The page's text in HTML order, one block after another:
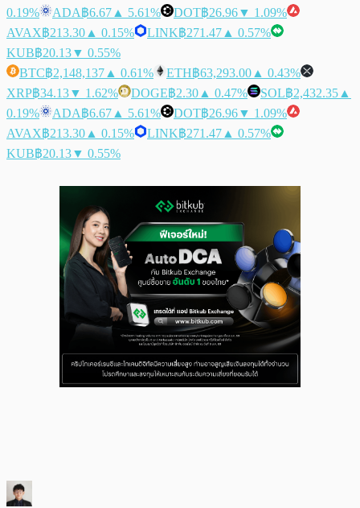
0.19%
ADA฿6.67 ▲ 5.61% DOT฿26.96▼ 1.09%
AVAX฿213.30 ▲ 0.15% LINK฿271.47 ▲ 0.57%
KUB฿20.13▼ 0.55%
BTC฿2,148,137 ▲ 0.61% ETH฿63,293.00 ▲ 0.43%
XRP฿34.13▼ 1.62% DOGE฿2.30 ▲ 0.47% SOL฿2,432.35 ▲
0.19%
ADA฿6.67 ▲ 5.61% DOT฿26.96▼ 1.09%
AVAX฿213.30 ▲ 0.15% LINK฿271.47 ▲ 0.57%
KUB฿20.13▼ 0.55%